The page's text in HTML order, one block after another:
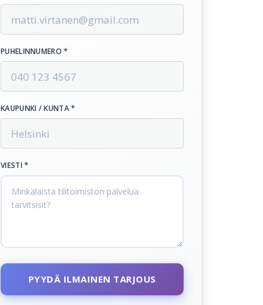
PUHELINNUMERO *
KAUPUNKI / KUNTA *
VIESTI *
PYYDÄ ILMAINEN TARJOUS